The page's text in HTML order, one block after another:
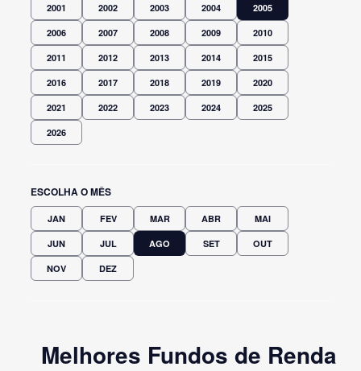
2001 2002 2003 2004 2005
2006 2007 2008 2009 2010
2011 2012 2013 2014 2015
2016 2017 2018 2019 2020
2021 2022 2023 2024 2025
2026
ESCOLHA O MÊS
JAN FEV MAR ABR MAI
JUN JUL AGO SET OUT
NOV DEZ
Melhores Fundos de Renda